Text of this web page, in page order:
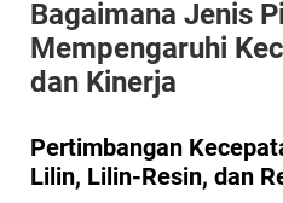
Bagaimana Jenis
Mempengaruhi
dan Kinerja
Pertimbangan
Lilin, Lilin-Resin, dan